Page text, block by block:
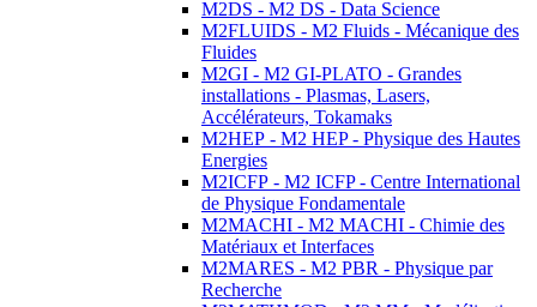
M2DS - M2 DS - Data Science
M2FLUIDS - M2 Fluids - Mécanique des
Fluides
M2GI - M2 GI-PLATO - Grandes
installations - Plasmas, Lasers,
Accélérateurs, Tokamaks
M2HEP - M2 HEP - Physique des Hautes
Energies
M2ICFP - M2 ICFP - Centre International
de Physique Fondamentale
M2MACHI - M2 MACHI - Chimie des
Matériaux et Interfaces
M2MARES - M2 PBR - Physique par
Recherche